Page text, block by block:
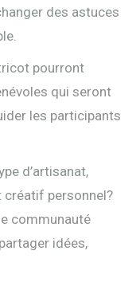
des astuces
pourront
qui seront
les participants
d’artisanat,
créatif personnel?
communauté
idées,